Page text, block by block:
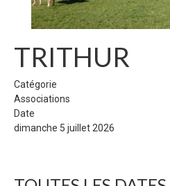
TRITHUR
Catégorie
Associations
Date
dimanche 5 juillet 2026